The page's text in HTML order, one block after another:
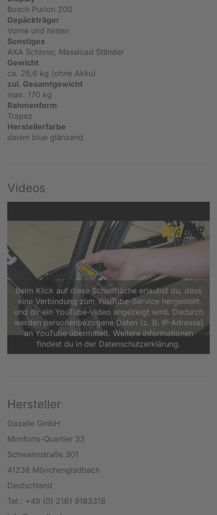
Bosch Purion 200
Gepäckträger
Vorne und hinten
Sonstiges
AXA Schloss; Massload Ständer
Gewicht
ca. 26,6 kg (ohne Akku)
zul. Gesamtgewicht
max. 170 kg
Rahmenform
Trapez
Herstellerfarbe
denim blue glänzend
Videos
Beim Klick auf diese Schaltfläche erlaubst du, dass
eine Verbindung zum YouTube-Service hergestellt
und dir ein YouTube-Video angezeigt wird. Dadurch
werden personenbezogene Daten (z. B. IP-Adresse)
an YouTube übermittelt. Weitere Informationen
findest du in der Datenschutzerklärung.
Hersteller
Gazelle GmbH
Monforts-Quartier 33
Schwalmstraße 301
41238 Mönchengladbach
Deutschland
Tel.: +49 (0) 2161 9183318